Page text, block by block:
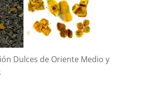
Dulces de Oriente Medio y